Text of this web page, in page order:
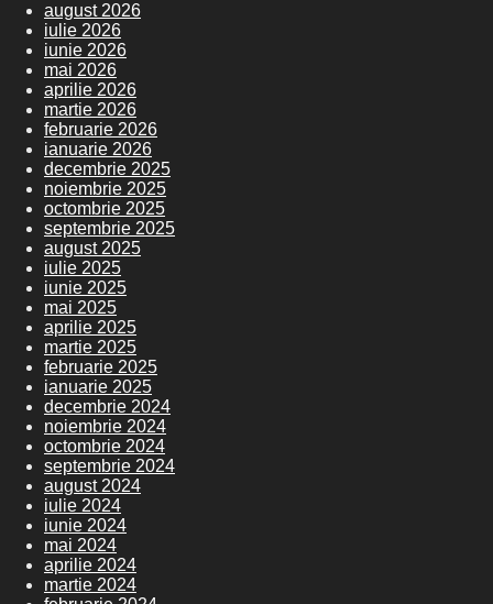
august 2026
iulie 2026
iunie 2026
mai 2026
aprilie 2026
martie 2026
februarie 2026
ianuarie 2026
decembrie 2025
noiembrie 2025
octombrie 2025
septembrie 2025
august 2025
iulie 2025
iunie 2025
mai 2025
aprilie 2025
martie 2025
februarie 2025
ianuarie 2025
decembrie 2024
noiembrie 2024
octombrie 2024
septembrie 2024
august 2024
iulie 2024
iunie 2024
mai 2024
aprilie 2024
martie 2024